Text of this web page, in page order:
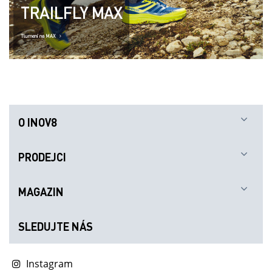
TRAILFLY MAX
Tlumení na MAX
O INOV8
PRODEJCI
MAGAZIN
SLEDUJTE NÁS
Instagram